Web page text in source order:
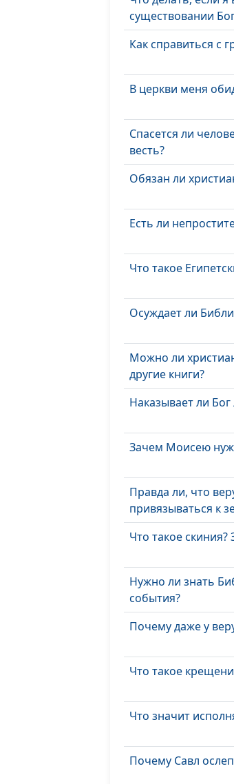
существовании
Как справиться с
В церкви меня
Спасется ли
весть?
Обязан ли
Есть ли
Что такое
Осуждает ли
Можно ли
другие книги?
Наказывает ли
Зачем Моисею
Правда ли, что
привязываться к
Что такое
Нужно ли знать
события?
Почему даже у
Что такое
Что значит
Почему Савл